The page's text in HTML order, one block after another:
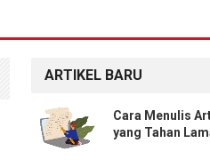
ARTIKEL BARU
Cara Menulis
yang Tahan